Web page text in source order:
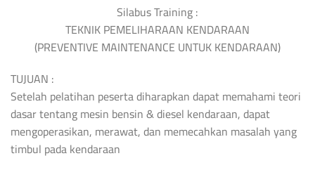
Silabus Training :
TEKNIK PEMELIHARAAN KENDARAAN
(PREVENTIVE MAINTENANCE UNTUK KENDARAAN)
TUJUAN :
Setelah pelatihan peserta diharapkan dapat memahami teori
dasar tentang mesin bensin & diesel kendaraan, dapat
mengoperasikan, merawat, dan memecahkan masalah yang
timbul pada kendaraan